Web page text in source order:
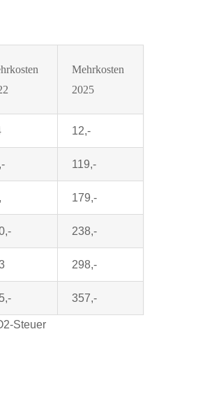
Mehrkosten
2025
12,-
119,-
179,-
238,-
298,-
357,-
Steuer